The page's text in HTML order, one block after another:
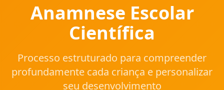
Anamnese Escolar
Científica
Processo estruturado para compreender
profundamente cada criança e personalizar
seu desenvolvimento